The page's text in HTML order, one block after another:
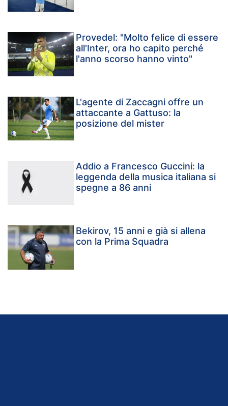
Provedel: "Molto felice di essere
all'Inter, ora ho capito perché
l'anno scorso hanno vinto"
L'agente di Zaccagni offre un
attaccante a Gattuso: la
posizione del mister
Addio a Francesco Guccini: la
leggenda della musica italiana si
spegne a 86 anni
Bekirov, 15 anni e già si allena
con la Prima Squadra